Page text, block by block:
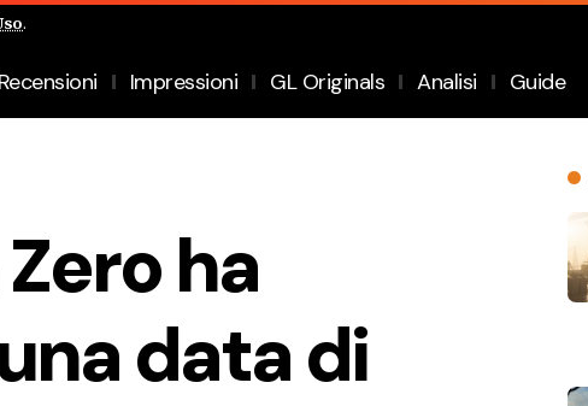
.
Recensioni Impressioni GL Originals Analisi Guide
ha
data di